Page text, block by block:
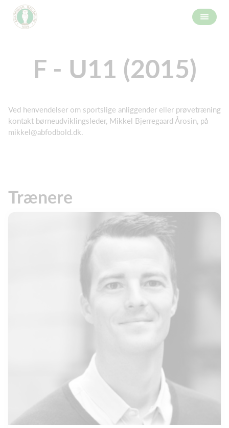
F - U11 (2015)
Ved henvendelser om sportslige anliggender eller prøvetræning
kontakt børneudviklingsleder, Mikkel Bjerregaard Årosin, på
mikkel@abfodbold.dk.
Trænere